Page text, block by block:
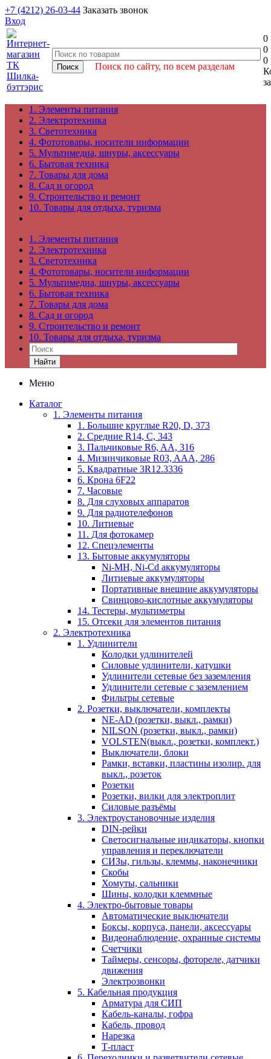
+7 (4212) 26-03-44 Заказать звонок
Вход
Поиск по сайту, по всем разделам
0
0
0
1. Элементы питания
2. Электротехника
3. Светотехника
4. Фототовары, носители информации
5. Мультимедиа, шнуры, аксессуары
6. Бытовая техника
7. Товары для дома
8. Сад и огород
9. Строительство и ремонт
10. Товары для отдыха, туризма
1. Элементы питания
2. Электротехника
3. Светотехника
4. Фототовары, носители информации
5. Мультимедиа, шнуры, аксессуары
6. Бытовая техника
7. Товары для дома
8. Сад и огород
9. Строительство и ремонт
10. Товары для отдыха, туризма
Найти
Меню
Каталог
1. Элементы питания
1. Большие круглые R20, D, 373
2. Средние R14, C, 343
3. Пальчиковые R6, AA, 316
4. Мизинчиковые R03, AAA, 286
5. Квадратные 3R12.3336
6. Крона 6F22
7. Часовые
8. Для слуховых аппаратов
9. Для радиотелефонов
10. Литиевые
11. Для фотокамер
12. Спецэлементы
13. Бытовые аккумуляторы
Ni-MH, Ni-Cd аккумуляторы
Литиевые аккумуляторы
Портативные внешние аккумуляторы
Свинцово-кислотные аккумуляторы
14. Тестеры, мультиметры
15. Отсеки для элементов питания
2. Электротехника
1. Удлинители
Колодки удлинителей
Силовые удлинители, катушки
Удлинители сетевые без заземления
Удлинители сетевые с заземлением
Фильтры сетевые
2. Розетки, выключатели, комплекты
NE-AD (розетки, выкл., рамки)
NILSON (розетки, выкл., рамки)
VOLSTEN(выкл., розетки, комплект.)
Выключатели, блоки
Рамки, вставки, пластины изолир. для
выкл., розеток
Розетки
Розетки, вилки для электроплит
Силовые разъёмы
3. Электроустановочные изделия
DIN-рейки
Светосигнальные индикаторы, кнопки
управления и переключатели
СИЗы, гильзы, клеммы, наконечники
Скобы
Хомуты, сальники
Шины, колодки клеммные
4. Электро-бытовые товары
Автоматические выключатели
Боксы, корпуса, панели, аксессуары
Видеонаблюдение, охранные системы
Счетчики
Таймеры, сенсоры, фотореле, датчики
движения
Электрозвонки
5. Кабельная продукция
Арматура для СИП
Кабель-каналы, гофра
Кабель, провод
Нарезка
Т-пласт